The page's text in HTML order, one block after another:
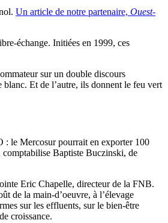
Un article de notre partenaire, Ouest-
échange. Initiées en 1999, ces
sur un double discours
Et de l’autre, ils donnent le feu vert
: le Mercosur pourrait en exporter 100
comptabilise Baptiste Buczinski, de
Eric Chapelle, directeur de la FNB.
de la main-d’oeuvre, à l’élevage
sur les effluents, sur le bien-être
croissance.